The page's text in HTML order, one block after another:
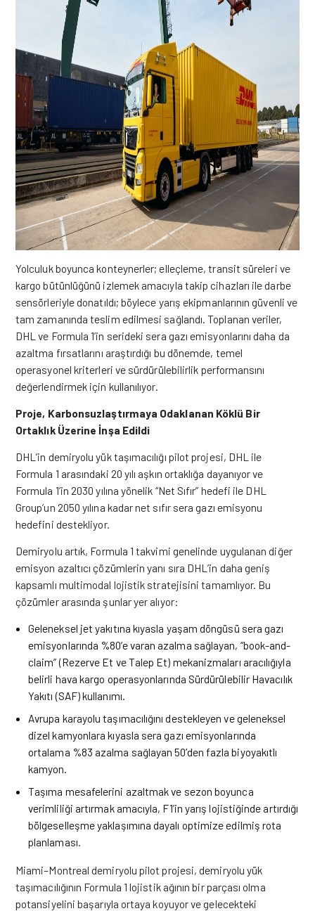
Yolculuk boyunca konteynerler; elleçleme, transit süreleri ve
kargo bütünlüğünü izlemek amacıyla takip cihazları ile darbe
sensörleriyle donatıldı; böylece yarış ekipmanlarının güvenli ve
tam zamanında teslim edilmesi sağlandı. Toplanan veriler,
DHL ve Formula 1’in serideki sera gazı emisyonlarını daha da
azaltma fırsatlarını araştırdığı bu dönemde, temel
operasyonel kriterleri ve sürdürülebilirlik performansını
değerlendirmek için kullanılıyor.
Proje, Karbonsuzlaştırmaya Odaklanan Köklü Bir
Ortaklık Üzerine İnşa Edildi
DHL’in demiryolu yük taşımacılığı pilot projesi, DHL ile
Formula 1 arasındaki 20 yılı aşkın ortaklığa dayanıyor ve
Formula 1’in 2030 yılına yönelik “Net Sıfır” hedefi ile DHL
Group’un 2050 yılına kadar net sıfır sera gazı emisyonu
hedefini destekliyor.
Demiryolu artık, Formula 1 takvimi genelinde uygulanan diğer
emisyon azaltıcı çözümlerin yanı sıra DHL’in daha geniş
kapsamlı multimodal lojistik stratejisini tamamlıyor. Bu
çözümler arasında şunlar yer alıyor:
Geleneksel jet yakıtına kıyasla yaşam döngüsü sera gazı
emisyonlarında %80’e varan azalma sağlayan, “book-and-
claim” (Rezerve Et ve Talep Et) mekanizmaları aracılığıyla
belirli hava kargo operasyonlarında Sürdürülebilir Havacılık
Yakıtı (SAF) kullanımı.
Avrupa karayolu taşımacılığını destekleyen ve geleneksel
dizel kamyonlara kıyasla sera gazı emisyonlarında
ortalama %83 azalma sağlayan 50’den fazla biyoyakıtlı
kamyon.
Taşıma mesafelerini azaltmak ve sezon boyunca
verimliliği artırmak amacıyla, F1’in yarış lojistiğinde artırdığı
bölgeselleşme yaklaşımına dayalı optimize edilmiş rota
planlaması.
Miami–Montreal demiryolu pilot projesi, demiryolu yük
taşımacılığının Formula 1 lojistik ağının bir parçası olma
potansiyelini başarıyla ortaya koyuyor ve gelecekteki